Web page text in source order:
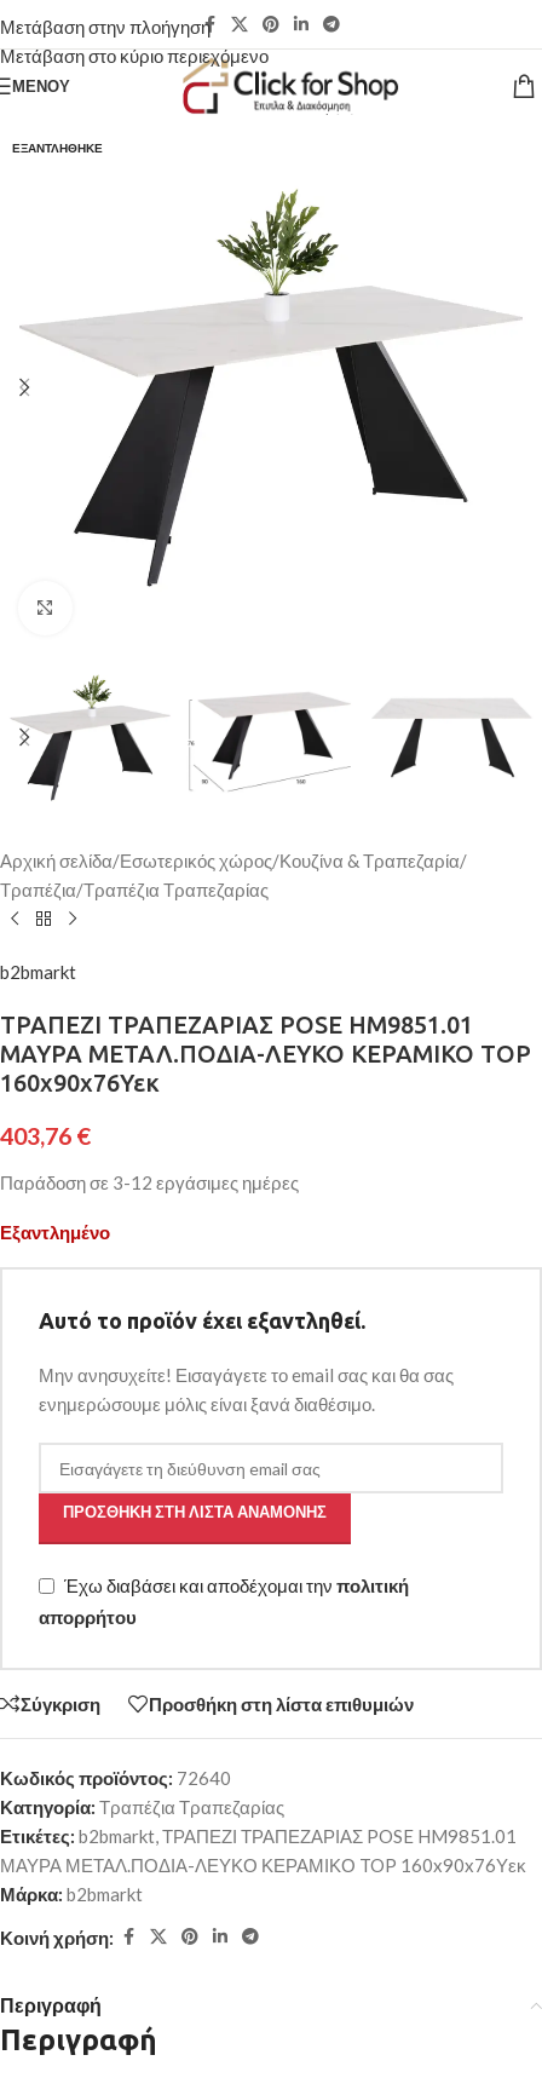
Μετάβαση στην πλοήγηση
Μετάβαση στο κύριο περιεχόμενο
ΜΕΝΟΎ
ΕΞΑΝΤΛΉΘΗΚΕ
Αρχική σελίδα/Εσωτερικός χώρος/Κουζίνα & Τραπεζαρία/
Τραπέζια/Τραπέζια Τραπεζαρίας
b2bmarkt
ΤΡΑΠΕΖΙ ΤΡΑΠΕΖΑΡΙΑΣ POSE HM9851.01
ΜΑΥΡΑ ΜΕΤΑΛ.ΠΟΔΙΑ-ΛΕΥΚΟ ΚΕΡΑΜΙΚΟ TOP
160x90x76Υεκ
403,76 €
Παράδοση σε 3-12 εργάσιμες ημέρες
Εξαντλημένο
Αυτό το προϊόν έχει εξαντληθεί.
Μην ανησυχείτε! Εισαγάγετε το email σας και θα σας
ενημερώσουμε μόλις είναι ξανά διαθέσιμο.
ΠΡΟΣΘΉΚΗ ΣΤΗ ΛΊΣΤΑ ΑΝΑΜΟΝΉΣ
Έχω διαβάσει και αποδέχομαι την πολιτική
απορρήτου
Σύγκριση Προσθήκη στη λίστα επιθυμιών
Κωδικός προϊόντος: 72640
Κατηγορία: Τραπέζια Τραπεζαρίας
Ετικέτες: b2bmarkt,ΤΡΑΠΕΖΙ ΤΡΑΠΕΖΑΡΙΑΣ POSE HM9851.01
ΜΑΥΡΑ ΜΕΤΑΛ.ΠΟΔΙΑ-ΛΕΥΚΟ ΚΕΡΑΜΙΚΟ TOP 160x90x76Υεκ
Μάρκα: b2bmarkt
Κοινή χρήση:
Περιγραφή
Περιγραφή